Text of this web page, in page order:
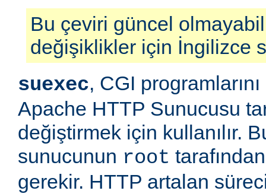
Bu çeviri güncel
değişiklikler için İngilizce
suexec, CGI
Apache HTTP Sunucusu
değiştirmek için kullanılır.
sunucunun root
gerekir. HTTP artalan